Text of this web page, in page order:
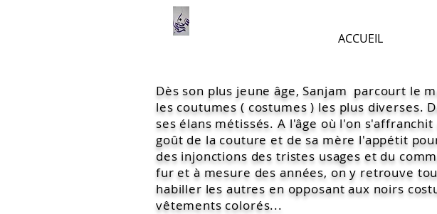
ACCUEIL
Dès son plus jeune âge, Sanjam parcourt le
les coutumes ( costumes ) les plus diverses.
ses élans métissés. A l'âge où l'on
goût de la couture et de sa mère l'appétit
des injonctions des tristes usages et du
fur et à mesure des années, on y retrouve
habiller les autres en opposant aux noirs
vêtements colorés...